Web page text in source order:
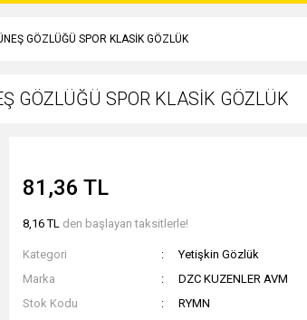
GÖZLÜĞÜ SPOR KLASİK GÖZLÜK
GÖZLÜĞÜ SPOR KLASİK GÖZLÜK
81,36 TL
8,16 TL den başlayan taksitlerle!
Kategori
Yetişkin Gözlük
Marka
DZC KUZENLER AVM
Stok Kodu
RYMN